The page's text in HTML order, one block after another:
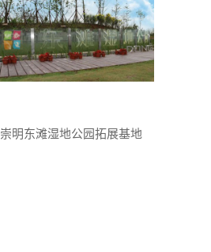
崇明东滩湿地公园拓展基地